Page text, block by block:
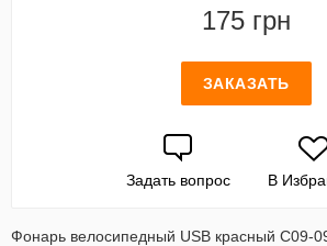
175 грн
ЗАКАЗАТЬ
Задать вопрос В
Фонарь велосипедный USB красный C09-